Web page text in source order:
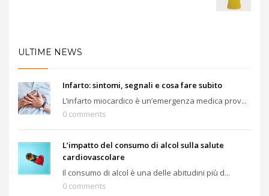
ULTIME NEWS
Infarto: sintomi, segnali e cosa fare subito
L’infarto miocardico è un’emergenza medica prov...
0 comments
L’impatto del consumo di alcol sulla salute
cardiovascolare
Il consumo di alcol è una delle abitudini più d...
0 comments